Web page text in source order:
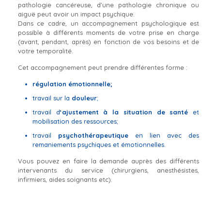
pathologie cancéreuse, d’une pathologie chronique ou
aiguë peut avoir un impact psychique.
Dans ce cadre, un accompagnement psychologique est
possible à différents moments de votre prise en charge
(avant, pendant, après) en fonction de vos besoins et de
votre temporalité.
Cet accompagnement peut prendre différentes forme :
régulation émotionnelle;
travail sur la douleur;
travail d‘ajustement à la situation de santé et
mobilisation des ressources;
travail psychothérapeutiqueen lien avec des
remaniements psychiques et émotionnelles.
Vous pouvez en faire la demande auprès des différents
intervenants du service (chirurgiens, anesthésistes,
infirmiers, aides soignants etc).